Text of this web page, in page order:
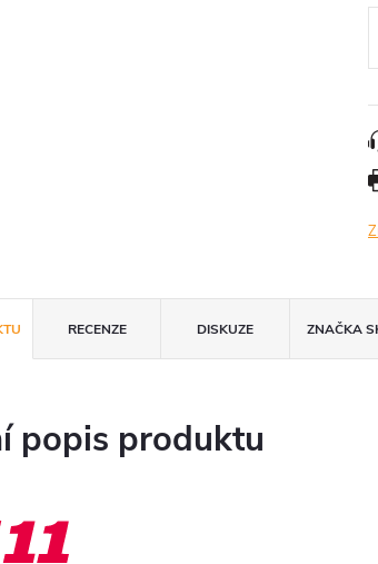
RECENZE DISKUZE ZNAČKA
popis produktu